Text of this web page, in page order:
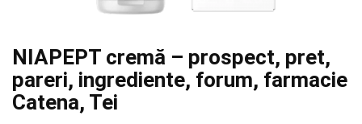
NIAPEPT cremă – prospect, pret,
pareri, ingrediente, forum, farmacie
Catena, Tei